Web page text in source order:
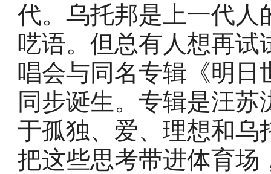
代。乌托邦是上一代人
呓语。但总有人想再试
唱会与同名专辑《明日
同步诞生。专辑是汪
于孤独、爱、理想和乌
把这些思考带进体育场